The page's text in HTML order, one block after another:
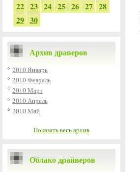
22 23 24 25 26 27 28
29 30
Архив драверов
2010 Январь
2010 Февраль
2010 Март
2010 Апрель
2010 Май
Показать весь архив
Облако драйверов